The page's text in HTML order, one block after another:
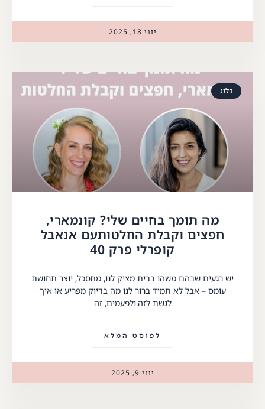
יוני 18, 2025
בלוג
מה תומך בחיים שלי? קונמארי,
חפצים וקבלת החלטותעם אנאבל
קופרלי פרק 40
יש רגעים שבהם משהו בבית מציק לנו, מתסכל, יוצר תחושת
עומס – אבל לא תמיד ברור לנו מה בדיוק מפריע או איך
לגשת לזה.ולפעמים, זה
לפוסט המלא
יוני 9, 2025